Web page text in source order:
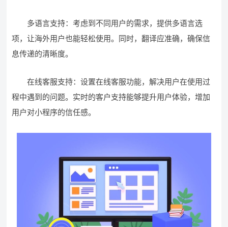
多语言支持：考虑到不同用户的需求，提供多语言选
项，让海外用户也能轻松使用。同时，翻译应准确，确保信
息传递的清晰度。
在线客服支持：设置在线客服功能，解决用户在使用过
程中遇到的问题。实时的客户支持能够提升用户体验，增加
用户对小程序的信任感。